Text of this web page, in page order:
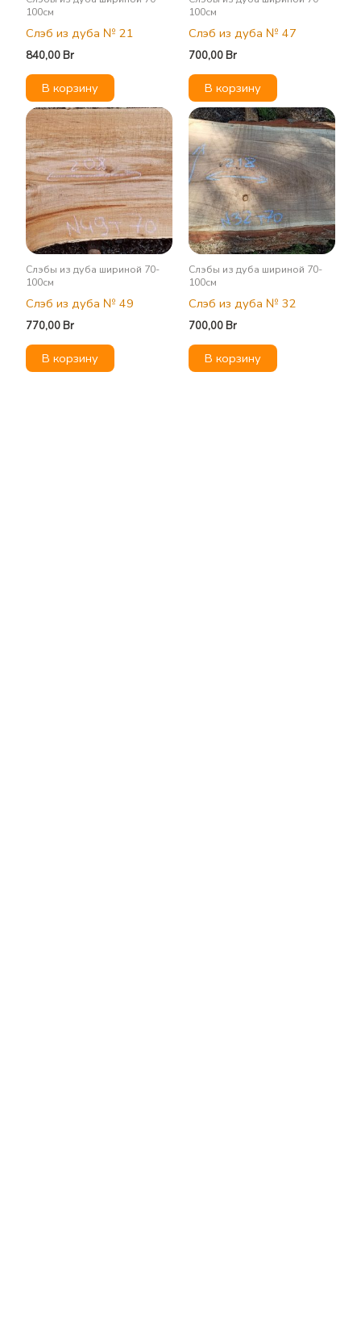
100см
Слэб из дуба № 21
840,00Br
В корзину
100см
Слэб из дуба № 47
700,00Br
В корзину
Слэбы из дуба шириной 70-
100см
Слэб из дуба № 49
770,00Br
В корзину
Слэбы из дуба шириной 70-
100см
Слэб из дуба № 32
700,00Br
В корзину